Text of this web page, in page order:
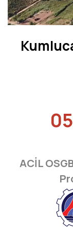
AKSARAY
BARTIN
ACİL